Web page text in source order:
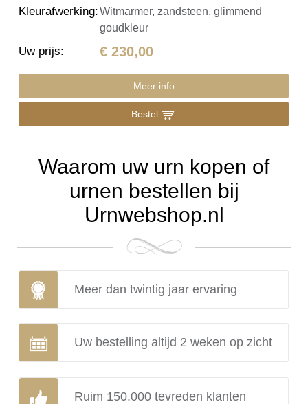
Kleurafwerking:Witmarmer, zandsteen, glimmend
goudkleur
Uw prijs: € 230,00
Meer info
Bestel
Waarom uw urn kopen of
urnen bestellen bij
Urnwebshop.nl
Meer dan twintig jaar ervaring
Uw bestelling altijd 2 weken op zicht
Ruim 150.000 tevreden klanten